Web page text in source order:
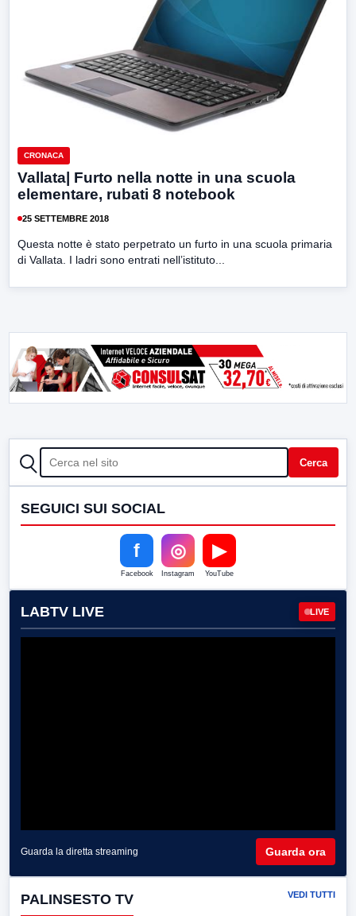
CRONACA
Vallata| Furto nella notte in una scuola
elementare, rubati 8 notebook
25 SETTEMBRE 2018
Questa notte è stato perpetrato un furto in una scuola primaria
di Vallata. I ladri sono entrati nell’istituto...
CERCA Cerca
SEGUICI SUI SOCIAL
f
Facebook
◎
Instagram
▶
YouTube
LABTV LIVE LIVE
Guarda la diretta streaming Guarda ora
PALINSESTO TV VEDI TUTTI